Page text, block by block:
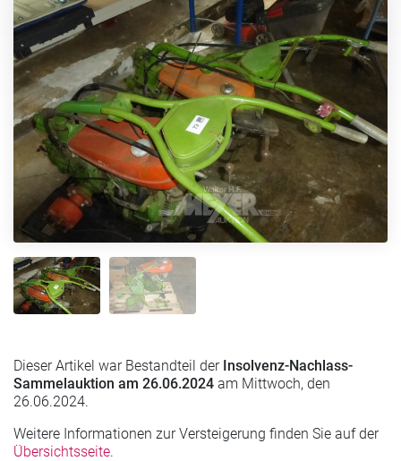
Dieser Artikel war Bestandteil der Insolvenz-Nachlass-
Sammelauktion am 26.06.2024 am Mittwoch, den
26.06.2024.
Weitere Informationen zur Versteigerung finden Sie auf der
Übersichtsseite.